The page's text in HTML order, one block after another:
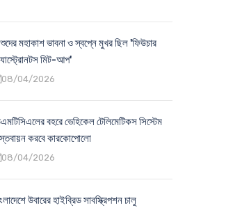
মহাকাশ ভাবনা ও স্বপ্নে মুখর ছিল 'ফিউচার
মিট-আপ'
08/04/2026
বহরে ভেহিকেল টেলিমেটিকস সিস্টেম
করবে কারকোপোলো
08/04/2026
উবারের হাইব্রিড সাবস্ক্রিপশন চালু